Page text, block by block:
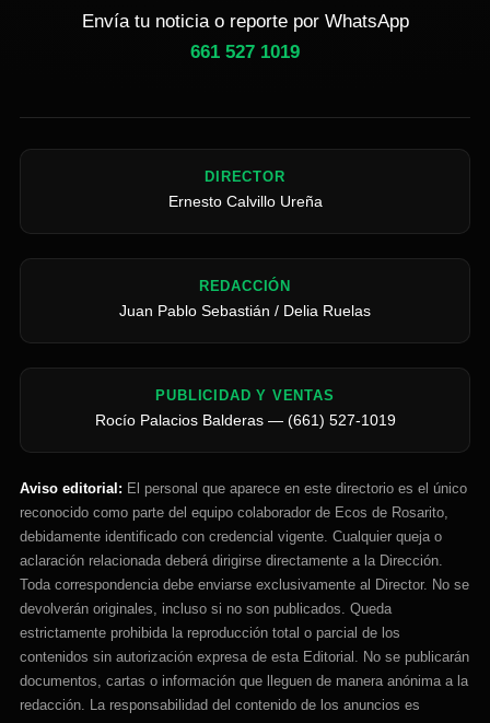
Envía tu noticia o reporte por WhatsApp
661 527 1019
DIRECTOR
Ernesto Calvillo Ureña
REDACCIÓN
Juan Pablo Sebastián / Delia Ruelas
PUBLICIDAD Y VENTAS
Rocío Palacios Balderas — (661) 527-1019
Aviso editorial: El personal que aparece en este directorio es el único
reconocido como parte del equipo colaborador de Ecos de Rosarito,
debidamente identificado con credencial vigente. Cualquier queja o
aclaración relacionada deberá dirigirse directamente a la Dirección.
Toda correspondencia debe enviarse exclusivamente al Director. No se
devolverán originales, incluso si no son publicados. Queda
estrictamente prohibida la reproducción total o parcial de los
contenidos sin autorización expresa de esta Editorial. No se publicarán
documentos, cartas o información que lleguen de manera anónima a la
redacción. La responsabilidad del contenido de los anuncios es